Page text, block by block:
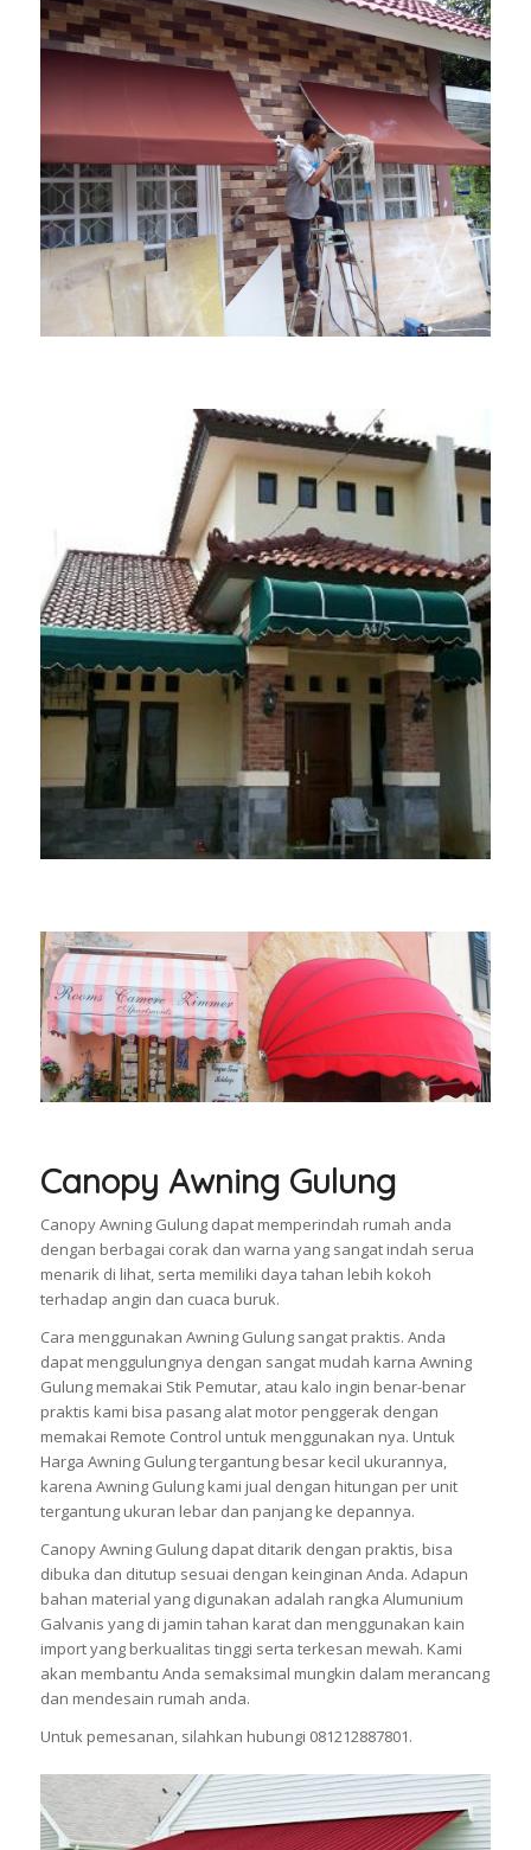
Canopy Awning Gulung
Canopy Awning Gulung dapat memperindah rumah anda
dengan berbagai corak dan warna yang sangat indah serua
menarik di lihat, serta memiliki daya tahan lebih kokoh
terhadap angin dan cuaca buruk.
Cara menggunakan Awning Gulung sangat praktis. Anda
dapat menggulungnya dengan sangat mudah karna Awning
Gulung memakai Stik Pemutar, atau kalo ingin benar-benar
praktis kami bisa pasang alat motor penggerak dengan
memakai Remote Control untuk menggunakan nya. Untuk
Harga Awning Gulung tergantung besar kecil ukurannya,
karena Awning Gulung kami jual dengan hitungan per unit
tergantung ukuran lebar dan panjang ke depannya.
Canopy Awning Gulung dapat ditarik dengan praktis, bisa
dibuka dan ditutup sesuai dengan keinginan Anda. Adapun
bahan material yang digunakan adalah rangka Alumunium
Galvanis yang di jamin tahan karat dan menggunakan kain
import yang berkualitas tinggi serta terkesan mewah. Kami
akan membantu Anda semaksimal mungkin dalam merancang
dan mendesain rumah anda.
Untuk pemesanan, silahkan hubungi 081212887801.